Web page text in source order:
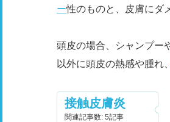
ー性のものと、皮膚にダ
頭皮の場合、シャンプー
以外に頭皮の熱感や腫れ、
接触皮膚炎
関連記事数: 5記事